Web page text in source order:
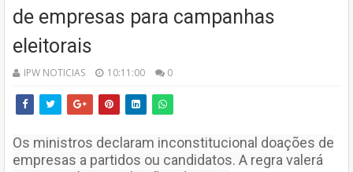
de empresas para campanhas
eleitorais
IPW NOTICIAS 10:11:00 0
Os ministros declaram inconstitucional doações de
empresas a partidos ou candidatos. A regra valerá